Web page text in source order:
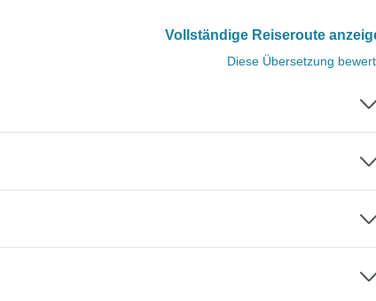
Vollständige Reiseroute
Diese Übersetzung